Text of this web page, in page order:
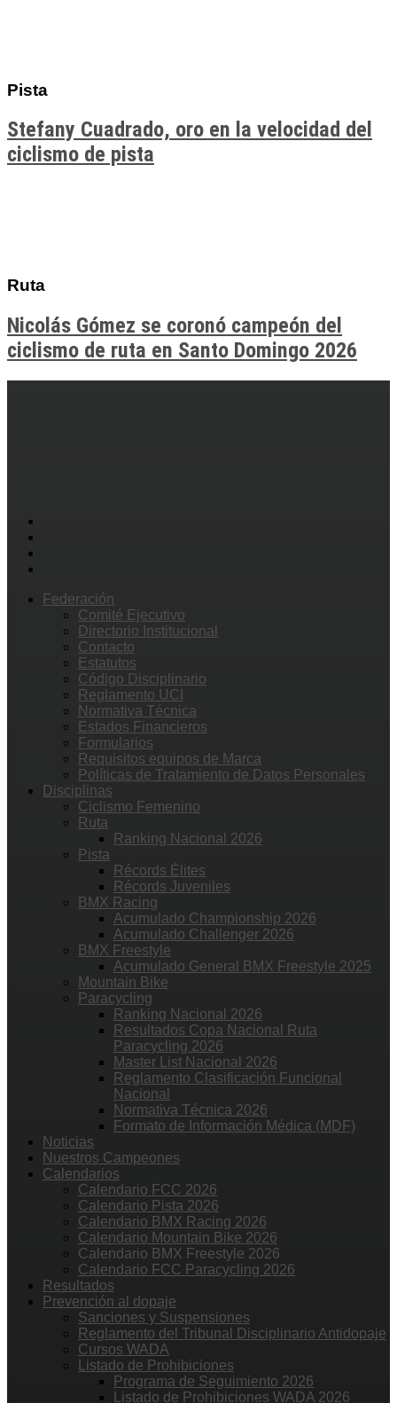
Pista
Stefany Cuadrado, oro en la velocidad del
ciclismo de pista
Ruta
Nicolás Gómez se coronó campeón del
ciclismo de ruta en Santo Domingo 2026
Federación
Comité Ejecutivo
Directorio Institucional
Contacto
Estatutos
Código Disciplinario
Reglamento UCI
Normativa Técnica
Estados Financieros
Formularios
Requisitos equipos de Marca
Políticas de Tratamiento de Datos Personales
Disciplinas
Ciclismo Femenino
Ruta
Ranking Nacional 2026
Pista
Récords Élites
Récords Juveniles
BMX Racing
Acumulado Championship 2026
Acumulado Challenger 2026
BMX Freestyle
Acumulado General BMX Freestyle 2025
Mountain Bike
Paracycling
Ranking Nacional 2026
Resultados Copa Nacional Ruta
Paracycling 2026
Master List Nacional 2026
Reglamento Clasificación Funcional
Nacional
Normativa Técnica 2026
Formato de Información Médica (MDF)
Noticias
Nuestros Campeones
Calendarios
Calendario FCC 2026
Calendario Pista 2026
Calendario BMX Racing 2026
Calendario Mountain Bike 2026
Calendario BMX Freestyle 2026
Calendario FCC Paracycling 2026
Resultados
Prevención al dopaje
Sanciones y Suspensiones
Reglamento del Tribunal Disciplinario Antidopaje
Cursos WADA
Listado de Prohibiciones
Programa de Seguimiento 2026
Listado de Prohibiciones WADA 2026